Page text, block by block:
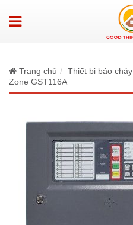
Trang chủ Thiết bị báo cháy
Zone GST116A